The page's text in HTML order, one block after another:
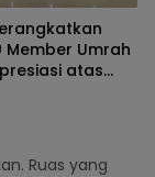
Member Umrah
atas
Ruas yang